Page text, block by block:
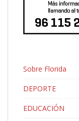
Sobre Florida
DEPORTE
EDUCACIÓN